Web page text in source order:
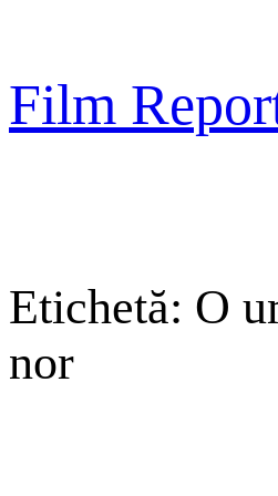
conținut
Film
Etichetă: O
nor